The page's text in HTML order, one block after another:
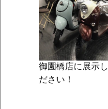
御園橋店に展示
ださい！